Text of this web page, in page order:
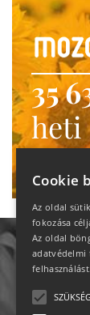
35
heti
Ne
Cookie
Az oldal
fokozása
Az oldal
adatvédelmi
felhasználást.